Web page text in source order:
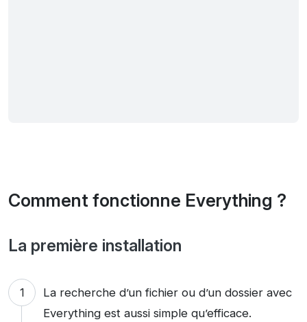
Comment fonctionne Everything ?
La première installation
La recherche d’un fichier ou d’un dossier avec
Everything est aussi simple qu’efficace.